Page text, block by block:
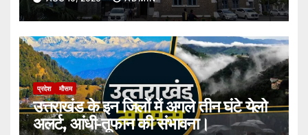
प्रदेश मौसम
उत्तराखंड के इन जिलों में अगले तीन घंटे येलो
अलर्ट, आंधी-तूफान की संभावना।